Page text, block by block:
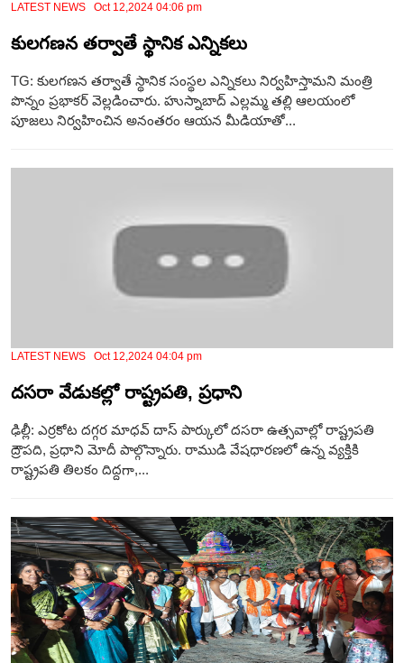
LATEST NEWS Oct 12,2024 04:06 pm
కులగణన తర్వాతే స్థానిక‌ ఎన్నికలు
TG: కులగణన తర్వాతే స్థానిక సంస్థల ఎన్నికలు నిర్వహిస్తామని మంత్రి
పొన్నం ప్రభాకర్ వెల్లడించారు. హుస్నాబాద్ ఎల్లమ్మ తల్లి ఆలయంలో
పూజలు నిర్వహించిన అనంతరం ఆయన మీడియాతో...
LATEST NEWS Oct 12,2024 04:04 pm
దసరా వేడుకల్లో రాష్ట్రపతి, ప్రధాని
ఢిల్లీ: ఎర్రకోట దగ్గర మాధవ్ దాస్ పార్కులో దసరా ఉత్సవాల్లో రాష్ట్రపతి
ద్రౌపది, ప్రధాని మోదీ పాల్గొన్నారు. రాముడి వేషధారణలో ఉన్న వ్యక్తికి
రాష్ట్రపతి తిలకం దిద్దగా,...